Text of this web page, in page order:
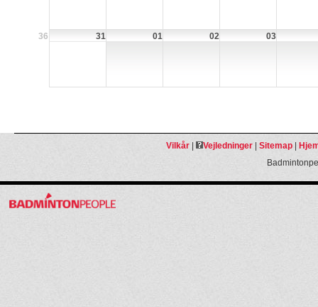
36 31 01 02 03
Vilkår| Vejledninger| Sitemap|